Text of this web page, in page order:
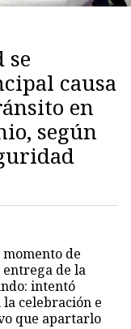
se
causa
en
según
de
de la
intentó
la celebración e
que apartarlo